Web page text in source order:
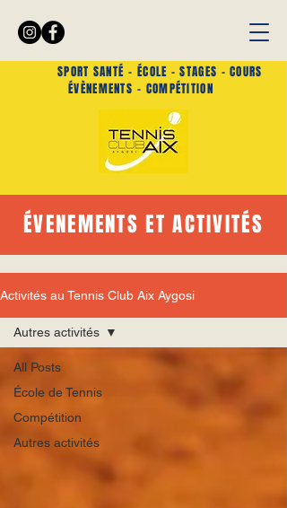
SPORT SANTÉ -
ÉVÈNEMENTS
ÉCOLE - STAGES - COURS
- COMPÉTITION
ÉVENEMENTS ET ACTIVITÉS
Activités au Tennis Club Aix Aygosi
All Posts
École de Tennis
Compétition
Autres activités
Autres activités